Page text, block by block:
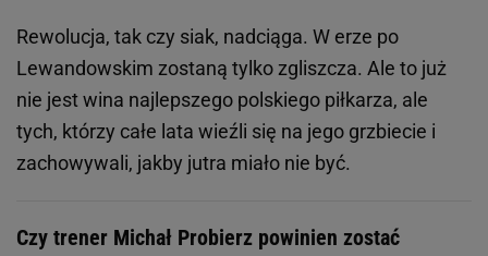
Rewolucja, tak czy siak, nadciąga. W erze po
Lewandowskim zostaną tylko zgliszcza. Ale to już
nie jest wina najlepszego polskiego piłkarza, ale
tych, którzy całe lata wieźli się na jego grzbiecie i
zachowywali, jakby jutra miało nie być.
Czy trener Michał Probierz powinien zostać